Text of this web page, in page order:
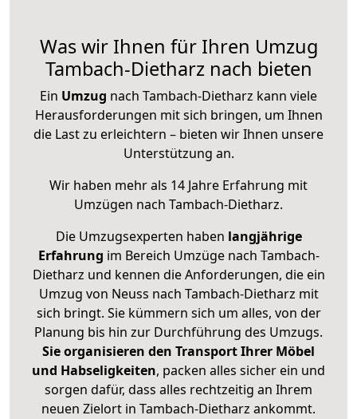
Was wir Ihnen für Ihren Umzug
Tambach-Dietharz nach bieten
Ein Umzug nach Tambach-Dietharz kann viele
Herausforderungen mit sich bringen, um Ihnen
die Last zu erleichtern – bieten wir Ihnen unsere
Unterstützung an.
Wir haben mehr als 14 Jahre Erfahrung mit
Umzügen nach Tambach-Dietharz.
Die Umzugsexperten haben langjährige
Erfahrung im Bereich Umzüge nach Tambach-
Dietharz und kennen die Anforderungen, die ein
Umzug von Neuss nach Tambach-Dietharz mit
sich bringt. Sie kümmern sich um alles, von der
Planung bis hin zur Durchführung des Umzugs.
Sie organisieren den Transport Ihrer Möbel
und Habseligkeiten, packen alles sicher ein und
sorgen dafür, dass alles rechtzeitig an Ihrem
neuen Zielort in Tambach-Dietharz ankommt.